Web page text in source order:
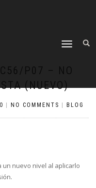
TOGGLE
P07 – NO
(NUEVO)
NO COMMENTS BLOG
un nuevo nivel al aplicarlo